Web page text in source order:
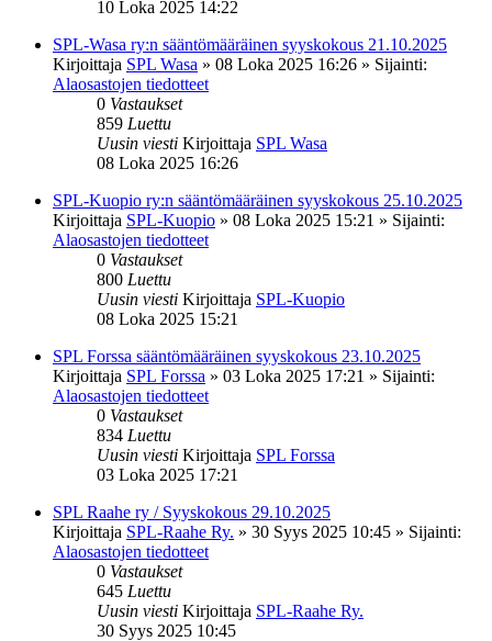
10 Loka 2025 14:22
SPL-Wasa ry:n sääntömääräinen syyskokous 21.10.2025
Kirjoittaja SPL Wasa » 08 Loka 2025 16:26 » Sijainti:
Alaosastojen tiedotteet
0 Vastaukset
859 Luettu
Uusin viesti Kirjoittaja SPL Wasa
08 Loka 2025 16:26
SPL-Kuopio ry:n sääntömääräinen syyskokous 25.10.2025
Kirjoittaja SPL-Kuopio » 08 Loka 2025 15:21 » Sijainti:
Alaosastojen tiedotteet
0 Vastaukset
800 Luettu
Uusin viesti Kirjoittaja SPL-Kuopio
08 Loka 2025 15:21
SPL Forssa sääntömääräinen syyskokous 23.10.2025
Kirjoittaja SPL Forssa » 03 Loka 2025 17:21 » Sijainti:
Alaosastojen tiedotteet
0 Vastaukset
834 Luettu
Uusin viesti Kirjoittaja SPL Forssa
03 Loka 2025 17:21
SPL Raahe ry / Syyskokous 29.10.2025
Kirjoittaja SPL-Raahe Ry. » 30 Syys 2025 10:45 » Sijainti:
Alaosastojen tiedotteet
0 Vastaukset
645 Luettu
Uusin viesti Kirjoittaja SPL-Raahe Ry.
30 Syys 2025 10:45